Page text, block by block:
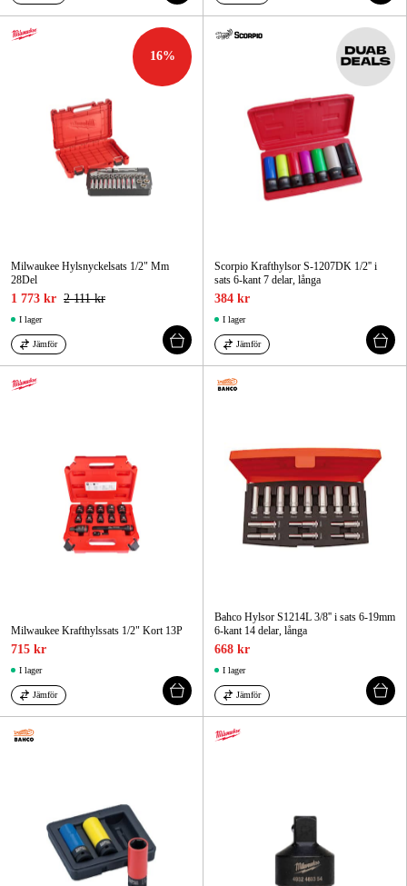
16%
Milwaukee Hylsnyckelsats 1/2" Mm
28Del
1 773 kr 2 111 kr
I lager
Jämför
Scorpio Krafthylsor S-1207DK 1/2'' i
sats 6-kant 7 delar, långa
384 kr
I lager
Jämför
Milwaukee Krafthylssats 1/2" Kort 13P
715 kr
I lager
Jämför
Bahco Hylsor S1214L 3/8'' i sats 6-19mm
6-kant 14 delar, långa
668 kr
I lager
Jämför